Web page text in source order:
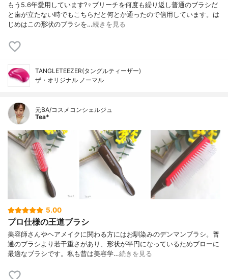
もう5.6年愛用しています?‍♀️ブリーチを何度も繰り返し普通のブラシだ
と歯が立たない時でもこちらだと何とか通ったので信用しています。は
じめはこの形状のブラシを…続きを見る
TANGLETEEZER(タングルティーザー)
ザ・オリジナル ノーマル
元BA/コスメコンシェルジュ
Tea*
5.00
プロ仕様の王道ブラシ
美容師さんやヘアメイクに関わる方にはお馴染みのデンマンブラシ。普
通のブラシより若干重さがあり、形状が半円になっているためブローに
最適なブラシです。私も昔は美容学…続きを見る